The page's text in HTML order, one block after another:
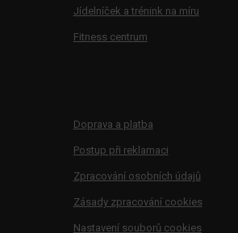
Jídelníček a trénink na míru
Fitness centrum
Doprava a platba
Postup při reklamaci
Zpracování osobních údajů
Zásady zpracování cookies
Nastavení souborů cookies